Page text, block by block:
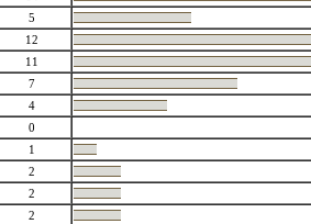
5
12
11
7
4
0
1
2
2
2